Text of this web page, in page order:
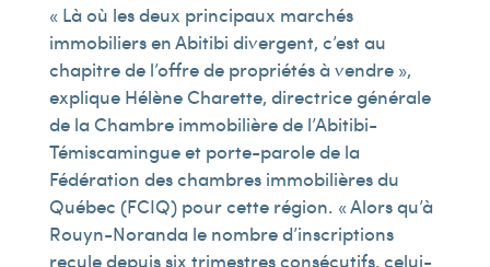
« Là où les deux principaux marchés
immobiliers en Abitibi divergent, c’est au
chapitre de l’offre de propriétés à vendre »,
explique Hélène Charette, directrice générale
de la Chambre immobilière de l’Abitibi-
Témiscamingue et porte-parole de la
Fédération des chambres immobilières du
Québec (FCIQ) pour cette région. « Alors qu’à
Rouyn-Noranda le nombre d’inscriptions
recule depuis six trimestres consécutifs, celui-